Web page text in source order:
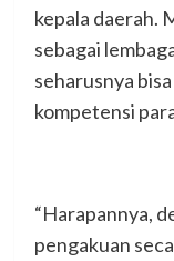
kepala daerah.
sebagai
seharusnya
kompetensi
“Harapannya,
pengakuan